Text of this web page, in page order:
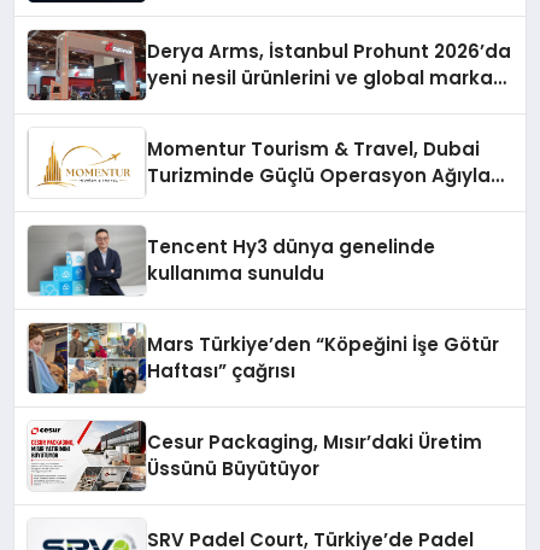
Derya Arms, İstanbul Prohunt 2026’da
yeni nesil ürünlerini ve global marka
Momentur Tourism & Travel, Dubai
Turizminde Güçlü Operasyon Ağıyla
Tencent Hy3 dünya genelinde
kullanıma sunuldu
Mars Türkiye’den “Köpeğini İşe Götür
Haftası” çağrısı
Cesur Packaging, Mısır’daki Üretim
Üssünü Büyütüyor
SRV Padel Court, Türkiye’de Padel